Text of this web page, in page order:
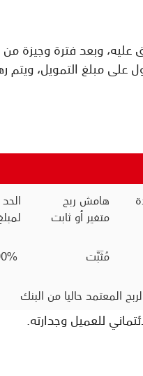
عليه، وبعد فترة وجيزة
على مبلغ التمويل،
هامش ربح
متغير أو ثابت
مُثَبَّت 90%
المعتمد حاليا من البنك
للعميل وجدارته.